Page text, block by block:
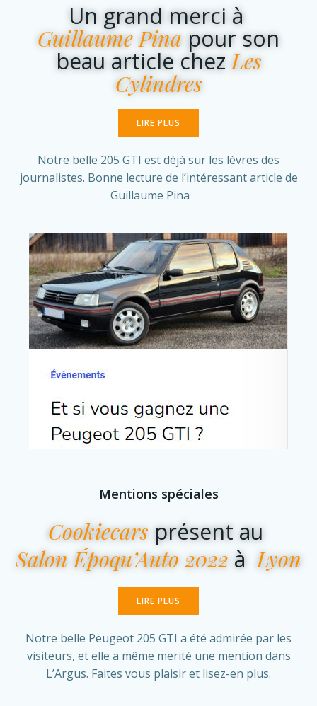
Un grand merci à
Guillaume Pina pour son
beau article chezLes
Cylindres
LIRE PLUS
Notre belle 205 GTI est déjà sur les lèvres des
journalistes. Bonne lecture de l’intéressant article de
Guillaume Pina
Mentions spéciales
Cookiecars présent au
Salon Époqu’Auto 2022 àLyon
LIRE PLUS
Notre belle Peugeot 205 GTI a été admirée par les
visiteurs, et elle a même merité une mention dans
L’Argus. Faites vous plaisir et lisez-en plus.